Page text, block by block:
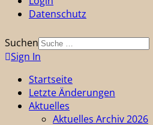
Datenschutz
Suchen
Sign In
Startseite
Letzte Änderungen
Aktuelles
Aktuelles Archiv 2026